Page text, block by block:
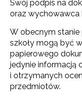
Swój podpis na
oraz wychowawca
W obecnym
szkoły mogą być
papierowego
jedynie informacją
i otrzymanych
przedmiotów.
Zapisz się i
informacjami
o szkoleniach i
Adres e-mail: